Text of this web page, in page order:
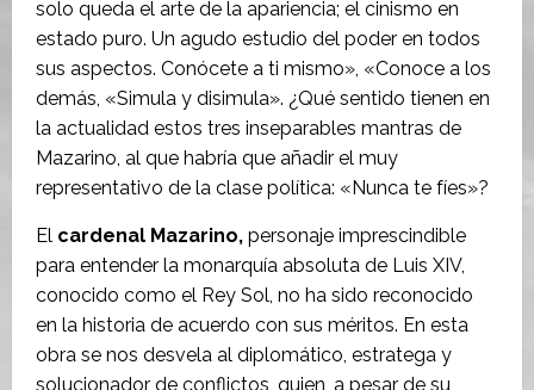
solo queda el arte de la apariencia; el cinismo en
estado puro. Un agudo estudio del poder en todos
sus aspectos. Conócete a ti mismo», «Conoce a los
demás, «Simula y disimula». ¿Qué sentido tienen en
la actualidad estos tres inseparables mantras de
Mazarino, al que habría que añadir el muy
representativo de la clase política: «Nunca te fíes»?
El cardenal Mazarino, personaje imprescindible
para entender la monarquía absoluta de Luis XIV,
conocido como el Rey Sol, no ha sido reconocido
en la historia de acuerdo con sus méritos. En esta
obra se nos desvela al diplomático, estratega y
solucionador de conflictos, quien, a pesar de su